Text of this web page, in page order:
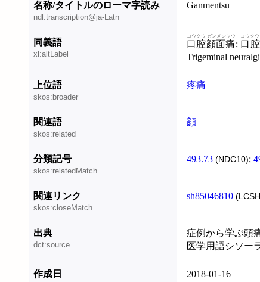
名称/タイトルのローマ字読み
ndl:transcription@ja-Latn
Ganmentsu
同義語
xl:altLabel
口腔顔面痛
コウクウ ガンメンツウ
; 口
コウク
Trigeminal
上位語
skos:broader
疼痛
関連語
skos:related
顔
分類記号
skos:relatedMatch
493.73 (NDC10);
関連リンク
skos:closeMatch
sh85046810
出典
dct:source
症例から学ぶ頭
医学用語シソー
作成日 2018-01-16